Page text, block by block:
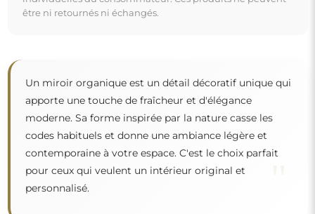
être ni retournés ni échangés.
Un miroir organique est un détail décoratif unique qui
apporte une touche de fraîcheur et d'élégance
moderne. Sa forme inspirée par la nature casse les
codes habituels et donne une ambiance légère et
contemporaine à votre espace. C'est le choix parfait
pour ceux qui veulent un intérieur original et
personnalisé.